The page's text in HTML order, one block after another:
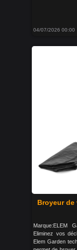
04/07/2026 00:00
Broyeur de
Marque:ELEM
Eliminez vos
Elem Garden